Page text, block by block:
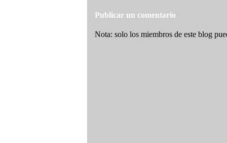
Publicar un comentario
Nota: solo los miembros de este blog